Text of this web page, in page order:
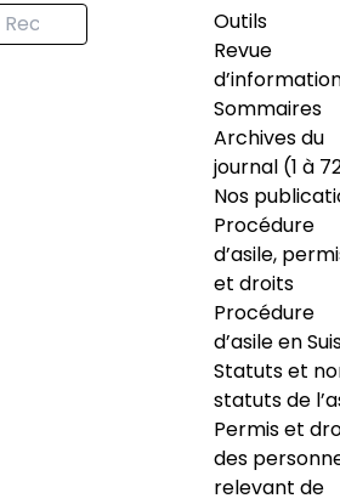
Outils
Revue
Sommaires
Archives du
journal (1 à
Nos
Procédure
d’asile,
et droits
Procédure
d’asile en
Statuts et
statuts de
Permis et
des
relevant de